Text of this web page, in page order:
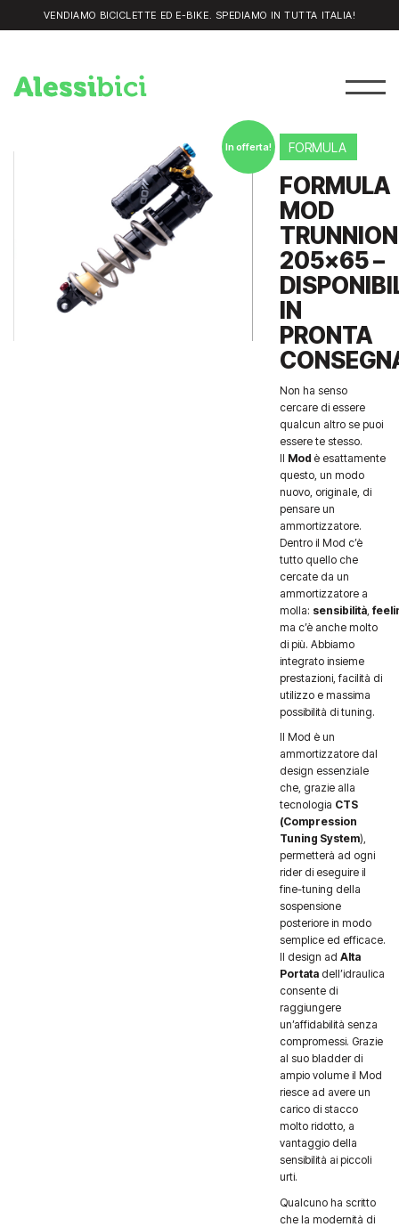
VENDIAMO BICICLETTE ED E-BIKE. SPEDIAMO IN TUTTA ITALIA!
In offerta! FORMULA
FORMULA
MOD
TRUNNION
205×65 –
IN
PRONTA
Non ha senso
cercare di essere
qualcun altro se puoi
essere te stesso.
Il Mod è esattamente
questo, un modo
nuovo, originale, di
pensare un
ammortizzatore.
Dentro il Mod c’è
tutto quello che
cercate da un
ammortizzatore a
molla: sensibilità,
ma c’è anche molto
di più. Abbiamo
integrato insieme
prestazioni, facilità di
utilizzo e massima
possibilità di tuning.
Il Mod è un
ammortizzatore dal
design essenziale
che, grazie alla
tecnologia CTS
(Compression
Tuning System),
permetterà ad ogni
rider di eseguire il
fine-tuning della
sospensione
posteriore in modo
semplice ed efficace.
Il design ad Alta
Portatadell’idraulica
consente di
raggiungere
un’affidabilità senza
compromessi. Grazie
al suo bladder di
ampio volume il Mod
riesce ad avere un
carico di stacco
molto ridotto, a
vantaggio della
sensibilità ai piccoli
urti.
Qualcuno ha scritto
che la modernità di